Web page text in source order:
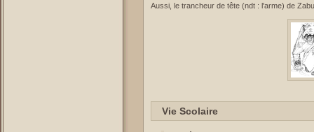
Aussi, le trancheur de tête (ndt : l'arme) de
Vie Scolaire